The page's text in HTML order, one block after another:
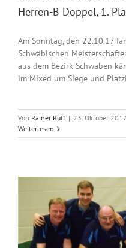
Herren-B Doppel, 1.
Am Sonntag, den 22.10.17
Schwäbischen
aus dem Bezirk Schwaben
im Mixed um Siege und
Von Rainer Ruff | 23. Oktober 2017
Weiterlesen